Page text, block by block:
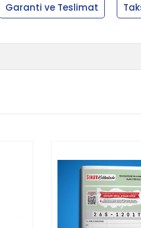
Garanti ve Teslimat